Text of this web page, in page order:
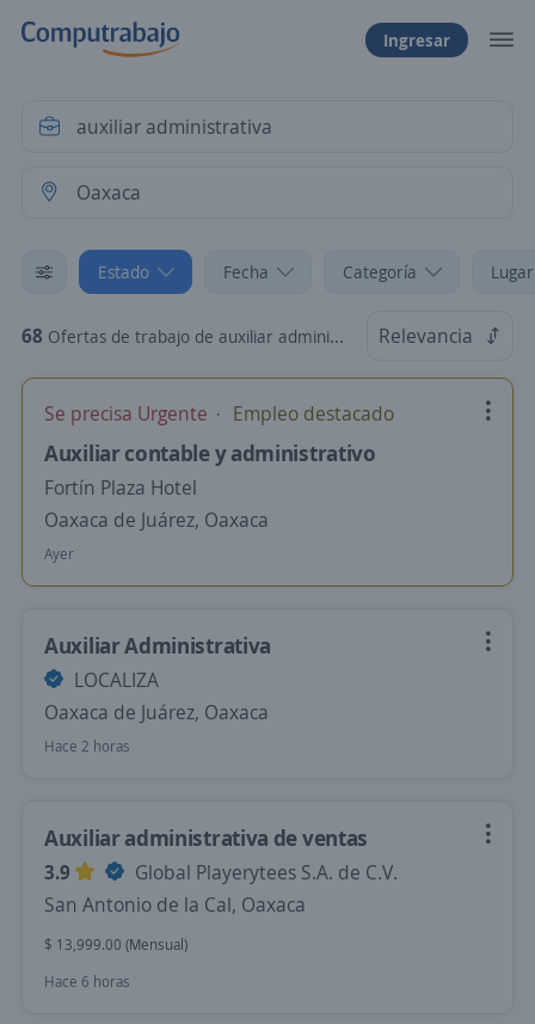
Ingresar
Estado Fecha Categoría
68 Ofertas de trabajo de auxiliar administrativa en Oaxaca Relevancia
Se precisa Urgente Empleo destacado
Auxiliar contable y administrativo
Fortín Plaza Hotel
Oaxaca de Juárez, Oaxaca
Ayer
Auxiliar Administrativa
LOCALIZA
Oaxaca de Juárez, Oaxaca
Hace 2 horas
Auxiliar administrativa de ventas
3.9
Global Playerytees S.A. de C.V.
San Antonio de la Cal, Oaxaca
$ 13,999.00 (Mensual)
Hace 6 horas